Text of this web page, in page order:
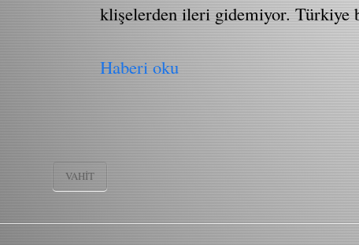
klişelerden ileri gidemiyor. Türkiye
Haberi oku
VAHIT